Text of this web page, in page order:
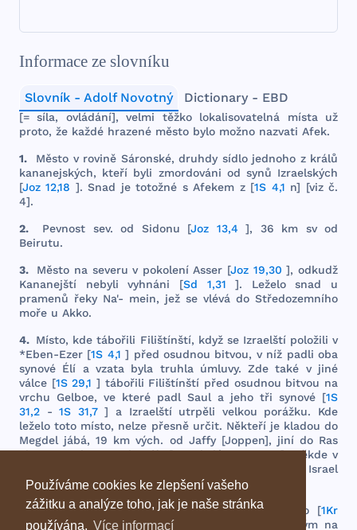
Používáme cookies ke zlepšení vašeho
zážitku a analýze toho, jak je naše stránka
používána. Více informací
Informace ze slovníku
Slovník - Adolf Novotný Dictionary - EBD
[=síla, ovládání],velmi těžko lokalisovatelná místa už
proto, že každé hrazené město bylo možno nazvati Afek.
1. Město v rovině Sáronské, druhdy sídlo jednoho z králů
kananejských, kteří byli zmordováni od synů Izraelských
[Joz 12,18 ].Snad jetotožné sAfekem z [1S 4,1 n] [vizč.
4].
2. Pevnost sev. od Sidonu [Joz 13,4 ], 36 km sv od
Beirutu.
3. Město na severu v pokolení Asser [Joz 19,30 ],odkudž
Kananejští
nebyli vyhnáni [Sd 1,31 ]. Leželo snad u
pramenů řeky Na'- mein, jež se vlévá do Středozemního
moře u Akko.
4. Místo, kde tábořili Filištínští, kdyžse Izraelští položili v
*Eben-Ezer [1S 4,1 ] před osudnou bitvou, v níž padli oba
synové Élí a vzata byla truhla úmluvy.Zde také v jiné
válce [1S 29,1 ] tábořili Filištínští před osudnou bitvou na
vrchu
Gelboe, ve které padl Saul a jeho tři synové [1S
31,2 -1S 31,7] a Izraelští utrpěli velkou porážku. Kde
leželo toto místo, nelze přesně určit. Někteříje kladou do
Megdel jábá, 19 kmvých. od Jaffy[Joppen], jinído Ras
el-'ain, 18. km sv odJaffy[starobylé Antipatris].Někdev
Israel
str.117].
5.Místo,kde Achab porazil Benadada Syr ského [1Kr
20,26-1Kr 20,30 ],někde Galilejskýmna